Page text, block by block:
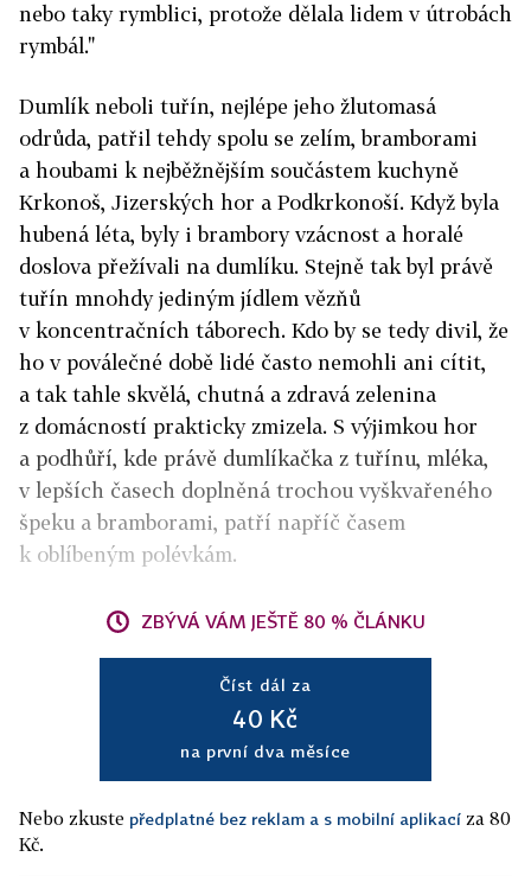
nebo taky rymblici, protože dělala lidem v útrobách
rymbál."
Dumlík neboli tuřín, nejlépe jeho žlutomasá
odrůda, patřil tehdy spolu se zelím, bramborami
a houbami k nejběžnějším součástem kuchyně
Krkonoš, Jizerských hor a Podkrkonoší. Když byla
hubená léta, byly i brambory vzácnost a horalé
doslova přežívali na dumlíku. Stejně tak byl právě
tuřín mnohdy jediným jídlem vězňů
v koncentračních táborech. Kdo by se tedy divil, že
ho v poválečné době lidé často nemohli ani cítit,
a tak tahle skvělá, chutná a zdravá zelenina
z domácností prakticky zmizela. S výjimkou hor
a podhůří, kde právě dumlíkačka z tuřínu, mléka,
v lepších časech doplněná trochou vyškvařeného
špeku a bramborami, patří napříč časem
k oblíbeným polévkám.
ZBÝVÁ VÁM JEŠTĚ 80 % ČLÁNKU
Číst dál za
40 Kč
na první dva měsíce
Nebo zkuste předplatné bez reklam a s mobilní aplikací za 80
Kč.